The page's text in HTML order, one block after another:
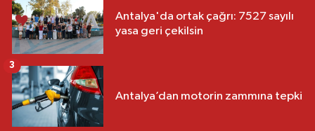
Antalya'da ortak çağrı: 7527 sayılı
yasa geri çekilsin
Antalya’dan motorin zammına tepki
3